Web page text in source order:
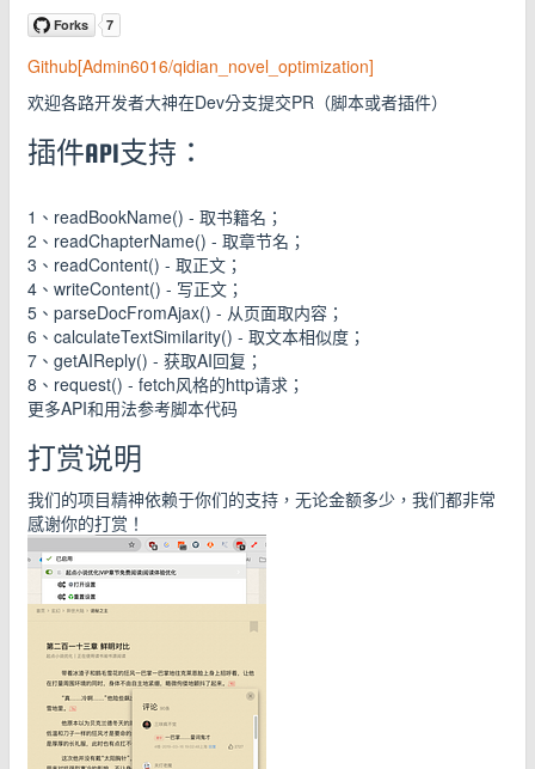
Github[Admin6016/qidian_novel_optimization]
欢迎各路开发者大神在Dev分支提交PR（脚本或者插件）
插件API支持：
1、readBookName() - 取书籍名；
2、readChapterName() - 取章节名；
3、readContent() - 取正文；
4、writeContent() - 写正文；
5、parseDocFromAjax() - 从页面取内容；
6、calculateTextSimilarity() - 取文本相似度；
7、getAIReply() - 获取AI回复；
8、request() - fetch风格的http请求；
更多API和用法参考脚本代码
打赏说明
我们的项目精神依赖于你们的支持，无论金额多少，我们都非常
感谢你的打赏！